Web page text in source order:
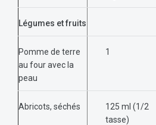
Légumes et fruits
Pomme de terre
au four avec la
peau
1
Abricots, séchés
125 ml (1/2
tasse)